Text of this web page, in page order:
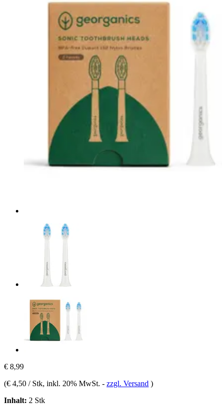
€ 8,99
(€ 4,50 / Stk, inkl. 20% MwSt. - zzgl. Versand )
Inhalt: 2 Stk